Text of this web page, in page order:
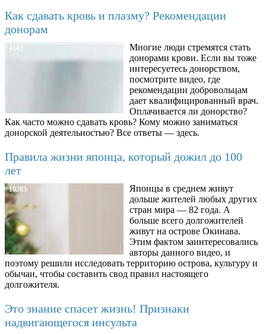
Как сдавать кровь и плазму? Рекомендации
донорам
4143
Многие люди стремятся стать
донорами крови. Если вы тоже
интересуетесь донорством,
посмотрите видео, где
рекомендации добровольцам
дает квалифицированный врач.
Оплачивается ли донорство?
Как часто можно сдавать кровь? Кому можно заниматься
донорской деятельностью? Все ответы — здесь.
Правила жизни японца, который дожил до 100
лет
10283
Японцы в среднем живут
дольше жителей любых других
стран мира — 82 года. А
больше всего долгожителей
живут на острове Окинава.
Этим фактом заинтересовались
авторы данного видео, и
поэтому решили исследовать территорию острова, культуру и
обычаи, чтобы составить свод правил настоящего
долгожителя.
Это знание спасет жизнь! Признаки
надвигающегося инсульта